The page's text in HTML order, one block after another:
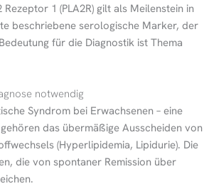
1 (PLA2R) gilt als Meilenstein in
beschriebene serologische Marker, der
für die Diagnostik ist Thema
notwendig
Syndrom bei Erwachsenen – eine
das übermäßige Ausscheiden von
(Hyperlipidemia, Lipidurie). Die
die von spontaner Remission über